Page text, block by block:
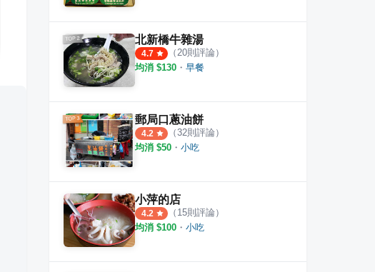
閣再來小吃部
4.5
北新橋牛雜湯
4.7 （20則評論）
均消 $130 ・ 早餐
郵局口蔥油餅
4.2 （32則評論）
均消 $50 ・ 小吃
小萍的店
4.2 （ 15則評論）
均消 $100 ・ 小吃